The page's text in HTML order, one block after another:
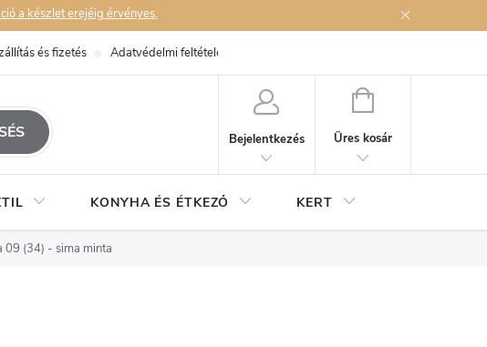
a készlet erejéig érvényes.
és fizetés Adatvédelmi feltételek
Bejelentkezés
KOSÁR
Üres kosár
KONYHA ÉS ÉTKEZŐ KERT
09 (34) - sima minta